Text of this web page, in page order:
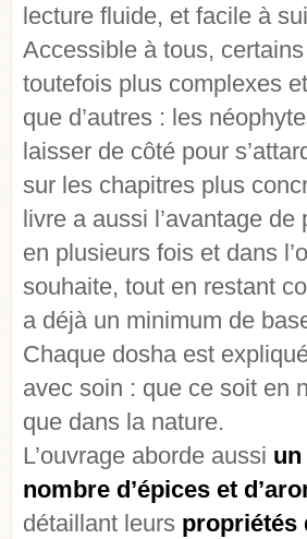
lecture fluide, et facile à
Accessible à tous,
toutefois plus complexes
que d’autres : les
laisser de côté pour
sur les chapitres plus
livre a aussi l’avantage de
en plusieurs fois et dans
souhaite, tout en restant
a déjà un minimum de
Chaque dosha est
avec soin : que ce soit en
que dans la nature.
L’ouvrage aborde aussi un
nombre d’épices et
détaillant leurs propriétés